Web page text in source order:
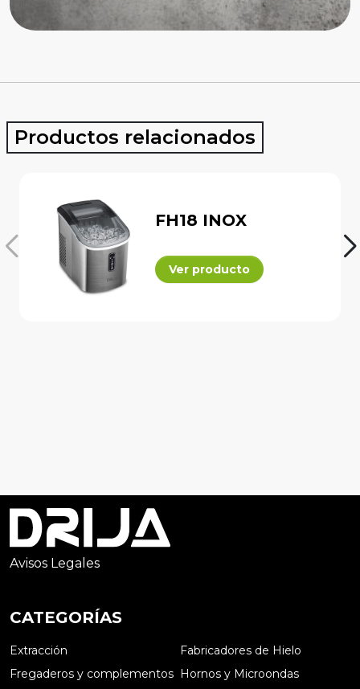
Productos relacionados
FH18 INOX
Ver producto
Avisos Legales
CATEGORÍAS
Extracción
Fabricadores de Hielo
Fregaderos y complementos Hornos y Microondas